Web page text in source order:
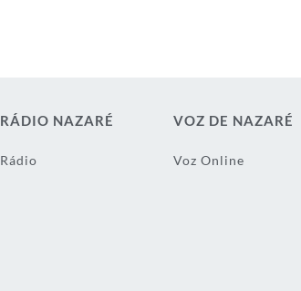
RÁDIO NAZARÉ
Rádio
VOZ DE NAZARÉ
Voz Online